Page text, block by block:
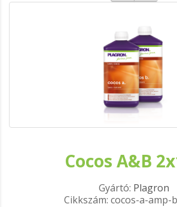
Cocos A&B
Gyártó: Plagron
Cikkszám: cocos-a-amp-